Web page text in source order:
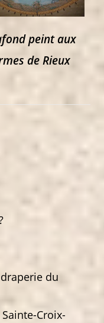
peint aux
de Rieux
du
Croix-